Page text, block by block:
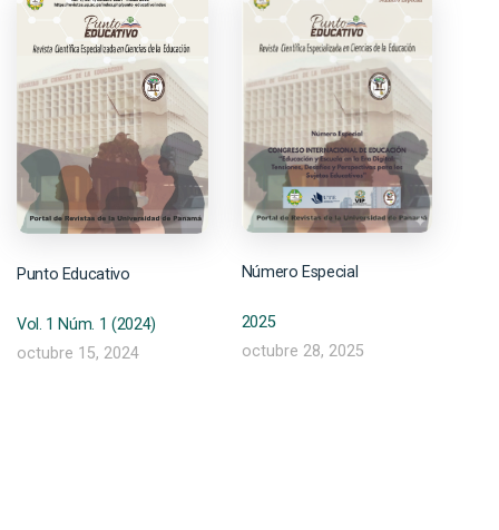
Punto Educativo
Vol. 1 Núm. 1 (2024)
octubre 15, 2024
Número Especial
2025
octubre 28, 2025